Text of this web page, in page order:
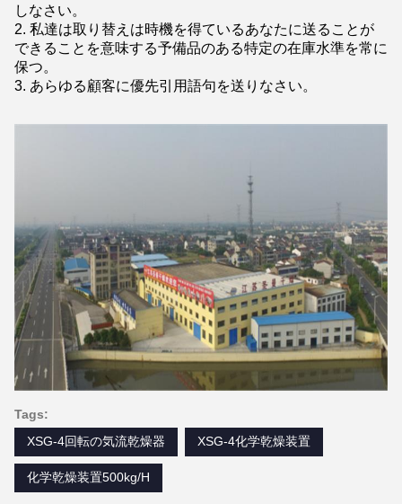
しなさい。
2. 私達は取り替えは時機を得ているあなたに送ることが
できることを意味する予備品のある特定の在庫水準を常に
保つ。
3. あらゆる顧客に優先引用語句を送りなさい。
Tags:
XSG-4回転の気流乾燥器
XSG-4化学乾燥装置
化学乾燥装置500kg/H